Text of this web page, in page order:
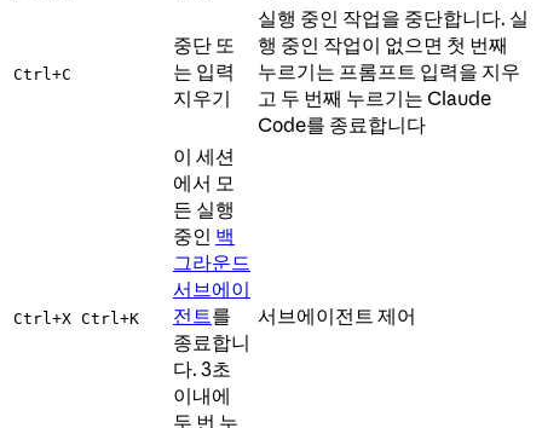
Ctrl+C
중단 또
는 입력
지우기
실행 중인 작업을 중단합니다. 실
행 중인 작업이 없으면 첫 번째
누르기는 프롬프트 입력을 지우
고 두 번째 누르기는 Claude
Code를 종료합니다
Ctrl+X Ctrl+K
이 세션
에서 모
든 실행
중인 백
그라운드
서브에이
전트를
종료합니
다. 3초
이내에
두 번 누
서브에이전트 제어